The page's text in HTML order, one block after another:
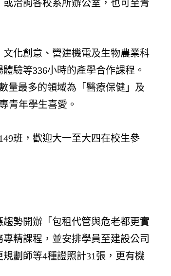
洽詢各校系所辦公室，也可至青
化創意、營建機電及生物農業科
驗等336小時的產學合作課程。
量最多的領域為「醫療保健」及
青年學生喜愛。
班，歡迎大一至大四在校生參
勢開辦「包租代管與危老都更實
精課程，並安排學員至建設公司
劃師等4種證照計31張，更有機